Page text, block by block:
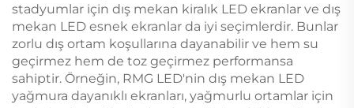
stadyumlar için dış mekan kiralık LED ekranlar ve dış
mekan LED esnek ekranlar da iyi seçimlerdir. Bunlar
zorlu dış ortam koşullarına dayanabilir ve hem su
geçirmez hem de toz geçirmez performansa
sahiptir. Örneğin, RMG LED'nin dış mekan LED
yağmura dayanıklı ekranları, yağmurlu ortamlar için